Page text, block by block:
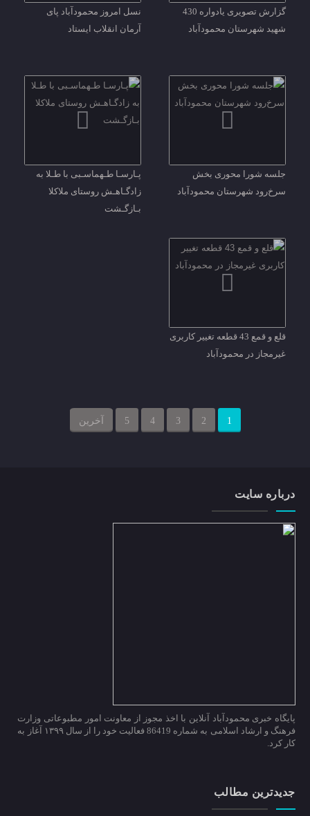
گزارش تصویری یادواره 430
شهید شهرستان محمودآباد
نسل امروز محمودآباد پای
آرمان انقلاب ایستاد
جلسه شورا محوری بخش
سرخ‌رود شهرستان محمودآباد
پـارسـا طـهماسـبی با طـلا به
زادگـاهـش روستای ملاکلا
بـازگـشت
قلع و قمع 43 قطعه تغییر کاربری
غیرمجاز در محمودآباد
1
2
3
4
5 آخرین
درباره سایت
پایگاه خبری محمودآباد آنلاین با اخذ مجوز از معاونت امور مطبوعاتی وزارت
فرهنگ و ارشاد اسلامی به شماره 86419 فعالیت خود را از سال ۱۳۹۹ آغاز به
کار کرد.
جدیدترین مطالب